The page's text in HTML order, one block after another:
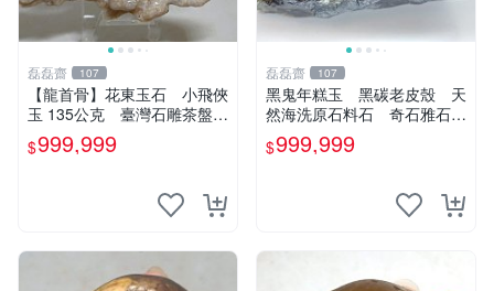
磊磊齋 107
【龍首骨】花東玉石 小飛俠
玉 135公克 臺灣石雕茶盤石
雕龜甲石雕太極石太極玉太極
禪太極台灣藍寶石總統石老撾
$999,999
磊磊齋 107
黑鬼年糕玉 黑碳老皮殼 天
然海洗原石料石 奇石雅石觀
賞石圖案石畫面石人物石山形
型石風景觀石印石臺台灣花東
$999,999